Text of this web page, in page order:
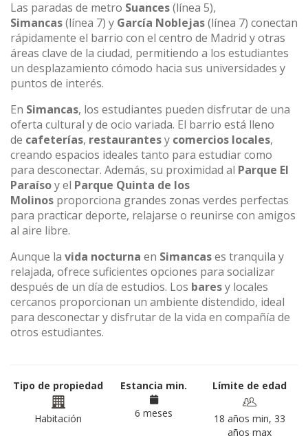
Las paradas de metro Suances(línea 5),
Simancas(línea 7) y García Noblejas(línea 7) conectan
rápidamente el barrio con el centro de Madrid y otras
áreas clave de la ciudad, permitiendo a los estudiantes
un desplazamiento cómodo hacia sus universidades y
puntos de interés.
En Simancas, los estudiantes pueden disfrutar de una
oferta cultural y de ocio variada. El barrio está lleno
de cafeterías, restaurantesy comercios locales,
creando espacios ideales tanto para estudiar como
para desconectar. Además, su proximidad al Parque El
Paraísoy el Parque Quinta de los
Molinos proporciona grandes zonas verdes perfectas
para practicar deporte, relajarse o reunirse con amigos
al aire libre.
Aunque la vida nocturna en Simancases tranquila y
relajada, ofrece suficientes opciones para socializar
después de un día de estudios. Los baresy locales
cercanos proporcionan un ambiente distendido, ideal
para desconectar y disfrutar de la vida en compañía de
otros estudiantes.
Tipo de propiedad
Habitación
Estancia min.
6 meses
Límite de edad
18 años min, 33
años max